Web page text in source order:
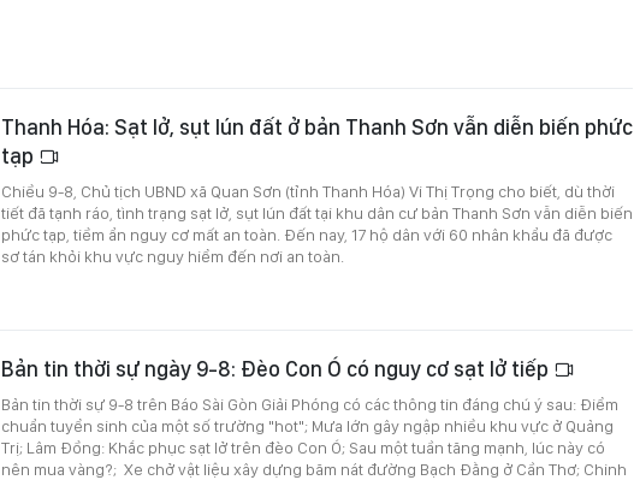
Thanh Hóa: Sạt lở, sụt lún đất ở bản Thanh Sơn vẫn diễn biến phức
tạp
Chiều 9-8, Chủ tịch UBND xã Quan Sơn (tỉnh Thanh Hóa) Vi Thị Trọng cho biết, dù thời
tiết đã tạnh ráo, tình trạng sạt lở, sụt lún đất tại khu dân cư bản Thanh Sơn vẫn diễn biến
phức tạp, tiềm ẩn nguy cơ mất an toàn. Đến nay, 17 hộ dân với 60 nhân khẩu đã được
sơ tán khỏi khu vực nguy hiểm đến nơi an toàn.
Bản tin thời sự ngày 9-8: Đèo Con Ó có nguy cơ sạt lở tiếp
Bản tin thời sự 9-8 trên Báo Sài Gòn Giải Phóng có các thông tin đáng chú ý sau: Điểm
chuẩn tuyển sinh của một số trường "hot"; Mưa lớn gây ngập nhiều khu vực ở Quảng
Trị; Lâm Đồng: Khắc phục sạt lở trên đèo Con Ó; Sau một tuần tăng mạnh, lúc này có
nên mua vàng?; Xe chở vật liệu xây dựng băm nát đường Bạch Đằng ở Cần Thơ; Chinh